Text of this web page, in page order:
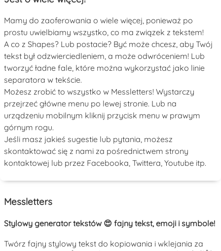
Mamy do zaoferowania o wiele więcej, ponieważ po
prostu uwielbiamy wszystko, co ma związek z tekstem!
A co z Shapes? Lub postacie? Być może chcesz, aby Twój
tekst był odzwierciedleniem, a może odwróceniem! Lub
tworzyć ładne fale, które można wykorzystać jako linie
separatora w tekście.
Możesz zrobić to wszystko w Messletters! Wystarczy
przejrzeć główne menu po lewej stronie. Lub na
urządzeniu mobilnym kliknij przycisk menu w prawym
górnym rogu.
Jeśli masz jakieś sugestie lub pytania, możesz
skontaktować się z nami za pośrednictwem strony
kontaktowej lub przez Facebooka, Twittera, Youtube itp.
Messletters
Stylowy generator tekstów 😍 fajny tekst, emoji i symbole!
Twórz fajny stylowy tekst do kopiowania i wklejania za